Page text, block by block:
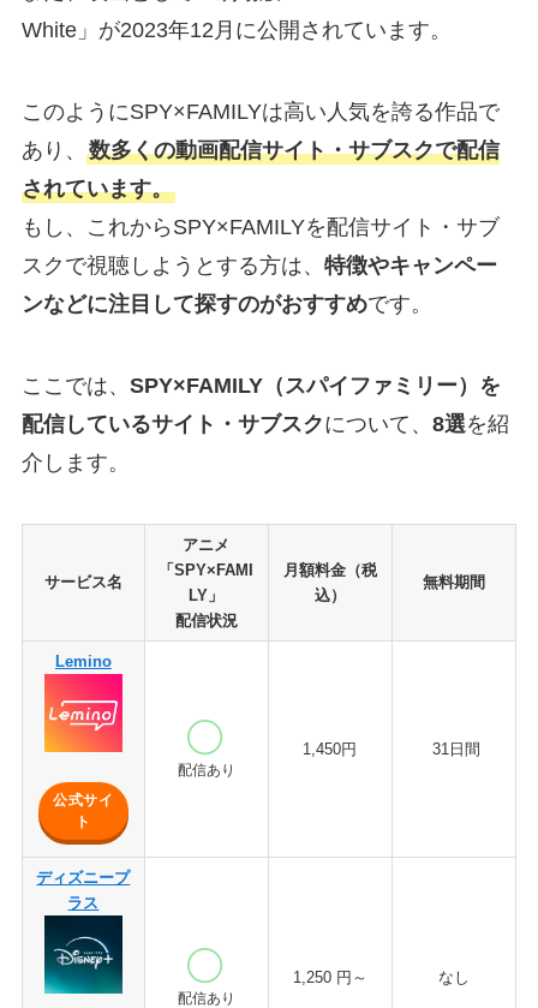
White」が2023年12月に公開されています。
このようにSPY×FAMILYは高い人気を誇る作品で
あり、 数多くの動画配信サイト・サブスクで配信
されています。
もし、これからSPY×FAMILYを配信サイト・サブ
スクで視聴しようとする方は、 特徴やキャンペー
ンなどに注目して探すのがおすすめです。
ここでは、 SPY×FAMILY（スパイファミリー）を
配信しているサイト・サブスクについて、 8選を紹
介します。
サービス名
アニメ
「SPY×FAMI
LY」
配信状況
月額料金（税
込）
無料期間
Lemino
公式サイ
ト
配信あり
1,450円 31日間
ディズニープ
ラス
配信あり
1,250 円～ なし